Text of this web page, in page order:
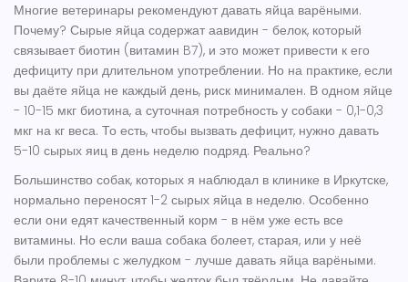
Многие ветеринары рекомендуют давать яйца варёными.
Почему? Сырые яйца содержат аавидин - белок, который
связывает биотин (витамин B7), и это может привести к его
дефициту при длительном употреблении. Но на практике, если
вы даёте яйца не каждый день, риск минимален. В одном яйце
- 10-15 мкг биотина, а суточная потребность у собаки - 0,1-0,3
мкг на кг веса. То есть, чтобы вызвать дефицит, нужно давать
5-10 сырых яиц в день неделю подряд. Реально?
Большинство собак, которых я наблюдал в клинике в Иркутске,
нормально переносят 1-2 сырых яйца в неделю. Особенно
если они едят качественный корм - в нём уже есть все
витамины. Но если ваша собака болеет, старая, или у неё
были проблемы с желудком - лучше давать яйца варёными.